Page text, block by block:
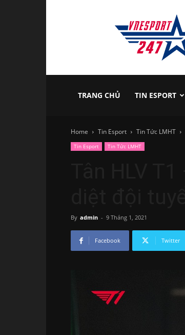
vnesport247
TRANG CHỦ TIN ESPORT
Home Tin Esport Tin Tức LMHT
Tin Esport Tin Tức LMHT
By admin - 9 Tháng 1, 2021
Facebook Twitter